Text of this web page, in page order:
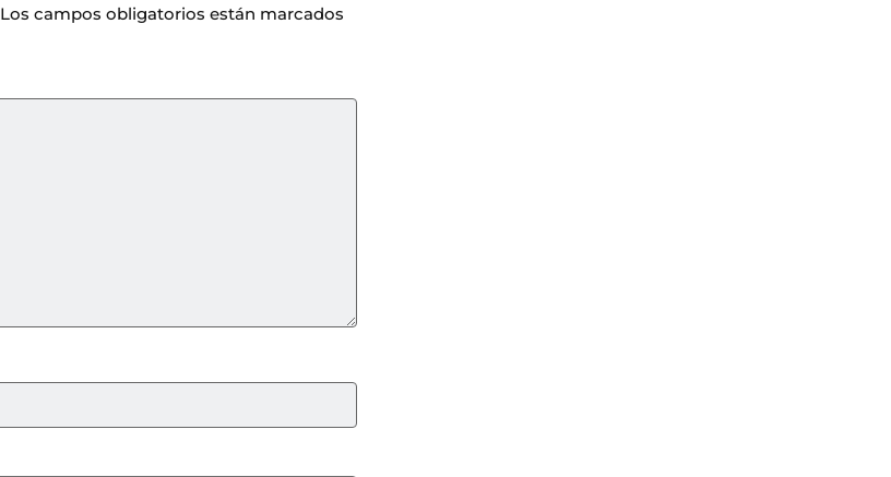
Los campos obligatorios están marcados